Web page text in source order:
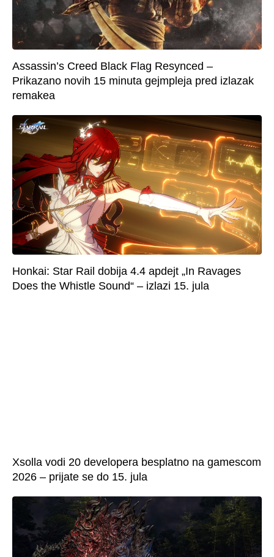
Assassin’s Creed Black Flag Resynced –
Prikazano novih 15 minuta gejmpleja pred izlazak
remakea
Honkai: Star Rail dobija 4.4 apdejt „In Ravages
Does the Whistle Sound“ – izlazi 15. jula
Xsolla vodi 20 developera besplatno na gamescom
2026 – prijate se do 15. jula